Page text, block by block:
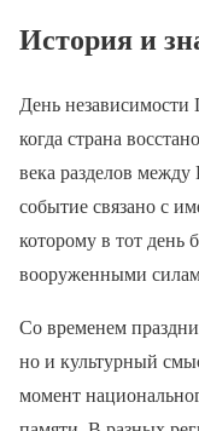
История и
День независимости
когда страна
века разделов
событие связано с
которому в тот день
вооруженными
Со временем
но и культурный
момент